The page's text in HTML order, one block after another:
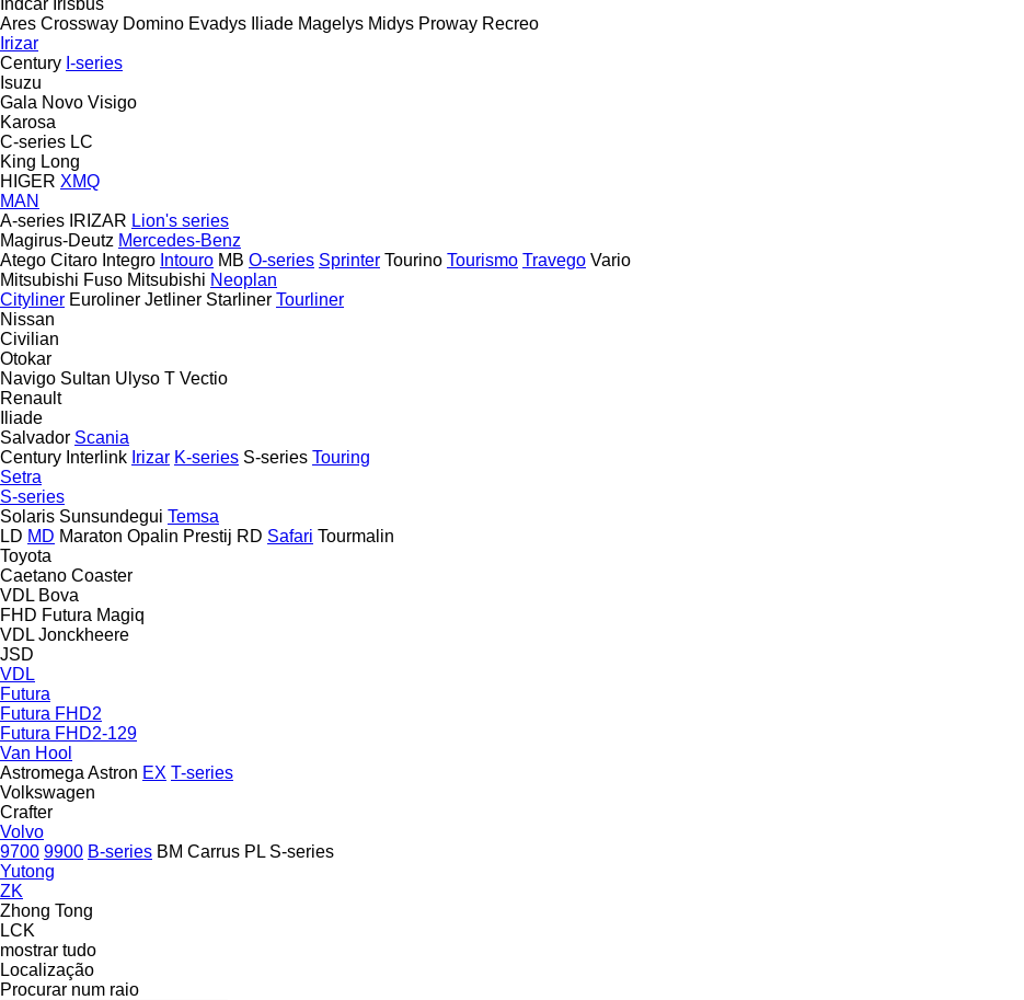
Ares Crossway Domino Evadys Iliade Magelys Midys Proway Recreo
Irizar
Century I-series
Isuzu
Gala Novo Visigo
Karosa
C-series LC
King Long
HIGER XMQ
MAN
A-series IRIZAR Lion's series
Magirus-Deutz Mercedes-Benz
Atego Citaro Integro Intouro MB O-series Sprinter Tourino Tourismo Travego Vario
Mitsubishi Fuso Mitsubishi Neoplan
Cityliner Euroliner Jetliner Starliner Tourliner
Nissan
Civilian
Otokar
Navigo Sultan Ulyso T Vectio
Renault
Iliade
Salvador Scania
Century Interlink Irizar K-series S-series Touring
Setra
S-series
Solaris Sunsundegui Temsa
LD MD Maraton Opalin Prestij RD Safari Tourmalin
Toyota
Caetano Coaster
VDL Bova
FHD Futura Magiq
VDL Jonckheere
JSD
VDL
Futura
Futura FHD2
Futura FHD2-129
Van Hool
Astromega Astron EX T-series
Volkswagen
Crafter
Volvo
9700 9900 B-series BM Carrus PL S-series
Yutong
ZK
Zhong Tong
LCK
mostrar tudo
Localização
Procurar num raio